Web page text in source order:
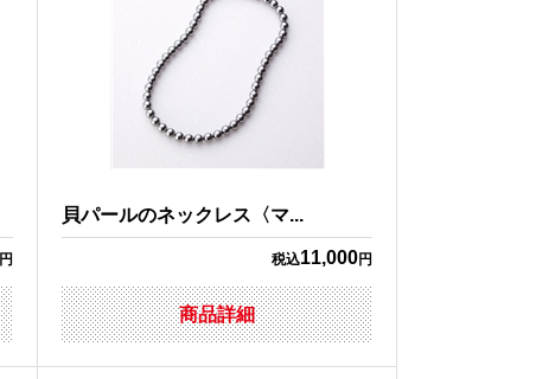
円
貝パールのネックレス〈マ...
税込11,000円
商品詳細